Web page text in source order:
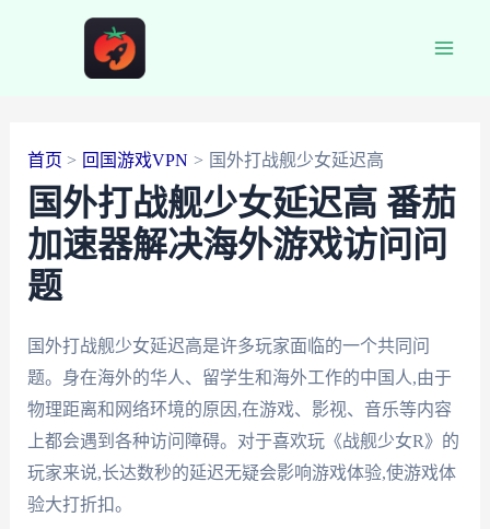
首页 回国游戏VPN 国外打战舰少女延迟高
国外打战舰少女延迟高 番茄
加速器解决海外游戏访问问
题
国外打战舰少女延迟高是许多玩家面临的一个共同问
题。身在海外的华人、留学生和海外工作的中国人,由于
物理距离和网络环境的原因,在游戏、影视、音乐等内容
上都会遇到各种访问障碍。对于喜欢玩《战舰少女R》的
玩家来说,长达数秒的延迟无疑会影响游戏体验,使游戏体
验大打折扣。